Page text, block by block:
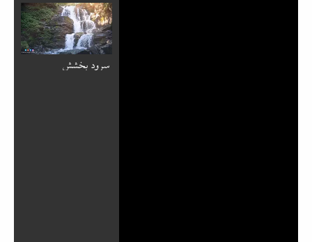
سرود بخشش